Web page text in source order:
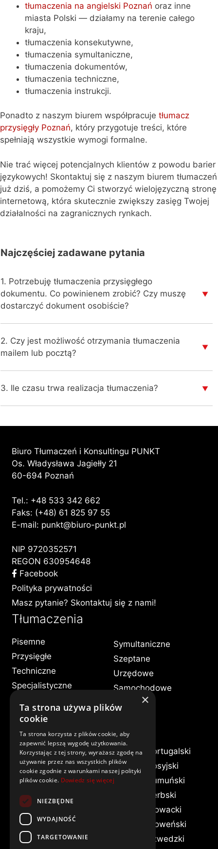
tłumaczenia na angielski Poznań oraz inne
miasta Polski — działamy na terenie całego
kraju,
tłumaczenia konsekutywne,
tłumaczenia symultaniczne,
tłumaczenia dokumentów,
tłumaczenia techniczne,
tłumaczenia instrukcji.
Ponadto z naszym biurem współpracuje tłumacz
przysięgły Poznań, który przygotuje treści, które
spełniają wszystkie wymogi formalne.
Nie trać więcej potencjalnych klientów z powodu barier
językowych! Skontaktuj się z naszym biurem tłumaczeń
już dziś, a pomożemy Ci stworzyć wielojęzyczną stronę
internetową, która skutecznie zwiększy zasięg Twojej
działalności na zagranicznych rynkach.
Najczęściej zadawane pytania
1. Potrzebuję tłumaczenia przysięgłego
dokumentu. Co powinienem zrobić? Czy muszę
dostarczyć dokument osobiście?
▼
2. Czy jest możliwość otrzymania tłumaczenia
mailem lub pocztą?
▼
3. Ile czasu trwa realizacja tłumaczenia? ▼
Biuro Tłumaczeń i Konsultingu PUNKT
Os. Władysława Jagiełły 21
60-694 Poznań
Tel.: +48 533 342 662
Faks: (+48) 61 825 97 55
E-mail: punkt@biuro-punkt.pl
NIP 9720352571
REGON 630954648
Facebook
Polityka prywatności
Masz pytanie? Skontaktuj się z nami!
Tłumaczenia
Pisemne
Przysięgłe
Techniczne
Specjalistyczne
Konsekutywne
Symultaniczne
Szeptane
Urzędowe
Samochodowe
Medyczne
Języki
Albański
Angielski
Arabski
Białoruski
Bułgarski
Chiński
Chorwacki
Francuski
Grecki
Hebrajski
Łotewski
Portugalski
Rosyjski
Rumuński
Serbski
Słowacki
Słoweński
Szwedzki
×
Ta strona używa plików
cookie
Ta strona korzysta z plików cookie, aby
zapewnić lepszą wygodę użytkowania.
Korzystając z tej strony, wyrażasz zgodę na
używanie przez nas wszystkich plików
cookie zgodnie z warunkami naszej polityki
plików cookie. Dowiedz się więcej
NIEZBĘDNE
WYDAJNOŚĆ
TARGETOWANIE